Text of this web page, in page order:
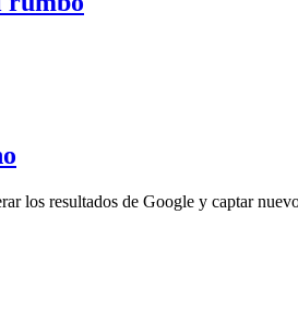
los resultados de Google y captar